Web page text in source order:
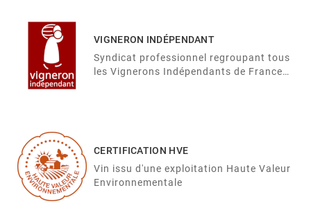
VIGNERON INDÉPENDANT
Syndicat professionnel regroupant tous
les Vignerons Indépendants de France
CERTIFICATION HVE
Vin issu d'une exploitation Haute Valeur
Environnementale